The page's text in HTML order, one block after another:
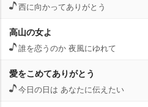
西に向かってありがとう
高山の女よ
誰を恋うのか 夜風にゆれて
愛をこめてありがとう
今日の日は あなたに伝えたい